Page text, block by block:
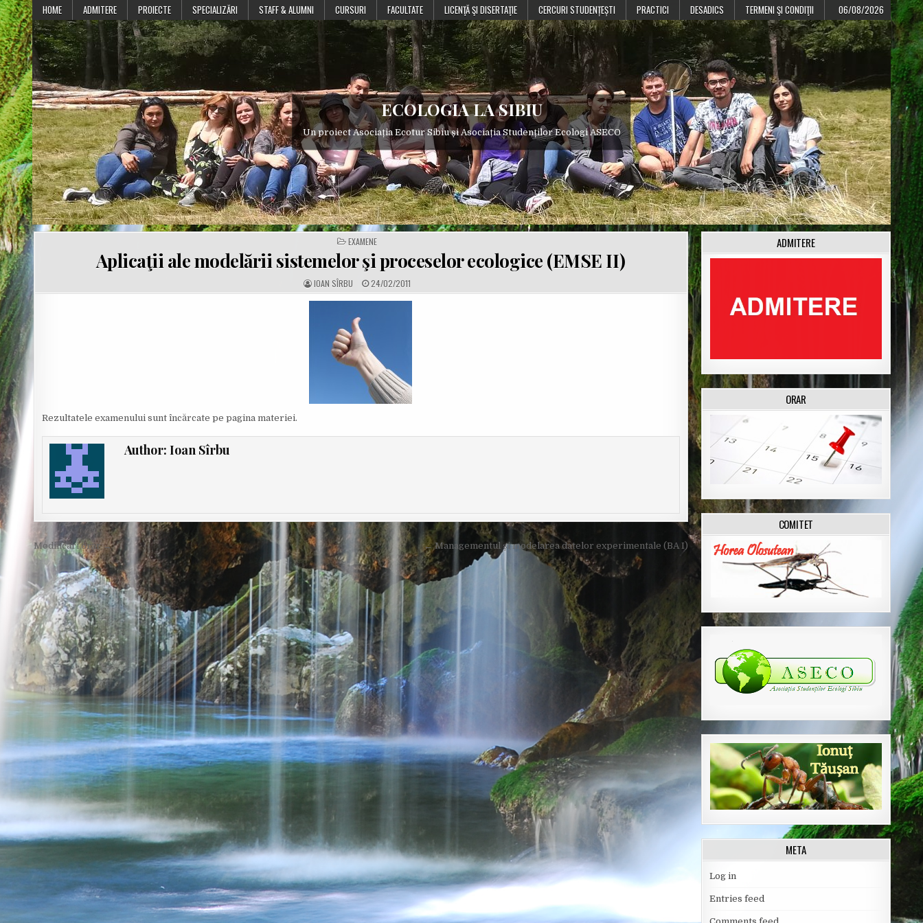
Skip
to
content
HOME ADMITERE PROIECTE SPECIALIZĂRI STAFF & ALUMNI CURSURI FACULTATE LICENŢĂ ŞI DISERTAŢIE CERCURI STUDENȚEȘTI PRACTICI DESADICS TERMENI ŞI CONDIŢII 06/08/2026
ECOLOGIA LA SIBIU
Un proiect Asociația Ecotur Sibiu și Asociația Studenților Ecologi ASECO
POSTED
IN
EXAMENE
Aplicaţii ale modelării sistemelor şi proceselor ecologice (EMSE II)
A
U
T
IOAN SÎRBU P
U
B
D
D
A
T
E
:
24/02/2011
Rezultatele examenului sunt încărcate pe pagina materiei.
Author: Ioan Sîrbu
Post
navigation
← Managementul şi modelarea datelor experimentale (BA I)
Modificări orar →
ADMITERE
ORAR
COMITET
META
Log in
Entries feed